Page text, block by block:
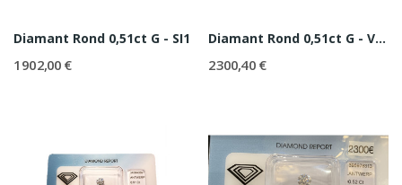
Diamant Rond 0,51ct G - SI1
1 902,00 €
Diamant Rond 0,51ct G - VS2
2 300,40 €